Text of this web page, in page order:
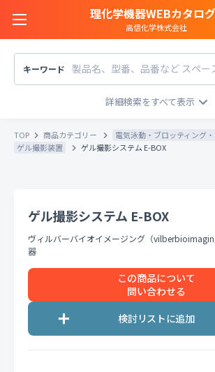
理化学機器WEBカタログ
高信化学株式会社
サイトご利用方法
お知らせ一覧
キーワード
メーカー/販売元
税込 税抜
検
TOP 商品カテゴリー
電気泳動・ブロッティング
ゲル撮影装置
ゲル撮影システム E-BOX
ゲル撮影システム E-BOX
ヴィルバーバイオイメージング（
器
この商品について
問い合わせる